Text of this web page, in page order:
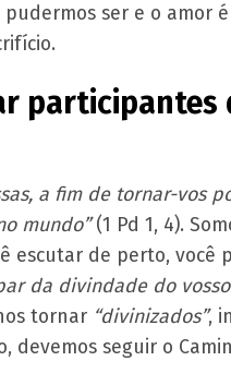
ser e o amor
participantes
a fim de tornar-vos
mundo”(1 Pd 1, 4).
escutar de perto,
da divindade do
tornar “divinizados”,
seguir o